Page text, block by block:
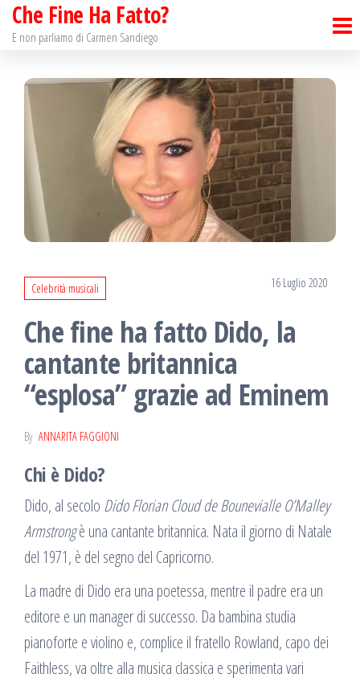
Salta
contenuto
Che Fine Ha Fatto?
E non parliamo di Carmen Sandiego
Celebrità musicali 16 Luglio 2020
Che fine ha fatto Dido, la
cantante britannica
“esplosa” grazie ad Eminem
By ANNARITA FAGGIONI
Chi è Dido?
Dido, al secolo Dido Florian Cloud de Bounevialle O’Malley
Armstrongè una cantante britannica. Nata il giorno di Natale
del 1971, è del segno del Capricorno.
La madre di Dido era una poetessa, mentre il padre era un
editore e un manager di successo. Da bambina studia
pianoforte e violino e, complice il fratello Rowland, capo dei
Faithless, va oltre alla musica classica e sperimenta vari